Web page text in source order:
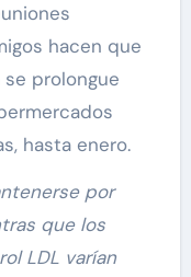
hacen que
prolongue
hasta enero.
por
que los
LDL varían